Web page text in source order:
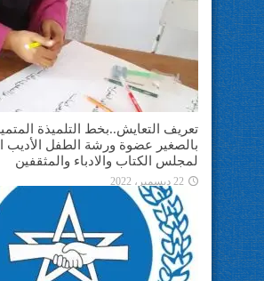
تعريف التعايش..بخط التلميذة
بالصغير عضوة ورشة الطفل الأديب
لمجلس الكتاب والادباء والمثقفين
22 ديسمبر، 2022